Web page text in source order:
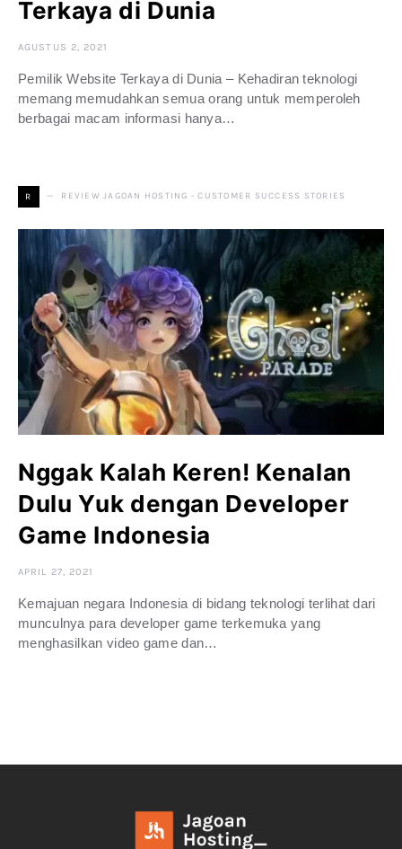
Terkaya di Dunia
AGUSTUS 2, 2021
Pemilik Website Terkaya di Dunia – Kehadiran teknologi
memang memudahkan semua orang untuk memperoleh
berbagai macam informasi hanya…
R REVIEW JAGOAN HOSTING - CUSTOMER SUCCESS STORIES
Nggak Kalah Keren! Kenalan
Dulu Yuk dengan Developer
Game Indonesia
APRIL 27, 2021
Kemajuan negara Indonesia di bidang teknologi terlihat dari
munculnya para developer game terkemuka yang
menghasilkan video game dan…